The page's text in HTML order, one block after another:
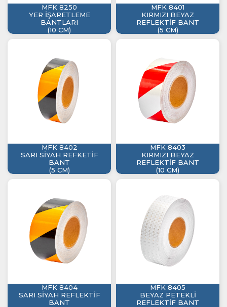
MFK 8250
YER İŞARETLEME
BANTLARI
(10 CM)
MFK 8401
KIRMIZI BEYAZ
REFLEKTİF BANT
(5 CM)
MFK 8402
SARI SİYAH REFKETİF
BANT
(5 CM)
MFK 8403
KIRMIZI BEYAZ
REFLEKTİF BANT
(10 CM)
MFK 8404
SARI SİYAH REFLEKTİF
BANT
MFK 8405
BEYAZ PETEKLİ
REFLEKTİF BANT